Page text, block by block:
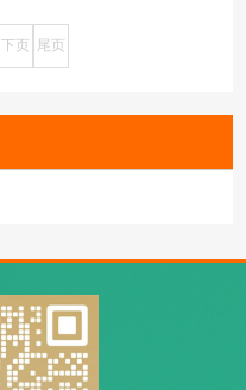
下页 尾页